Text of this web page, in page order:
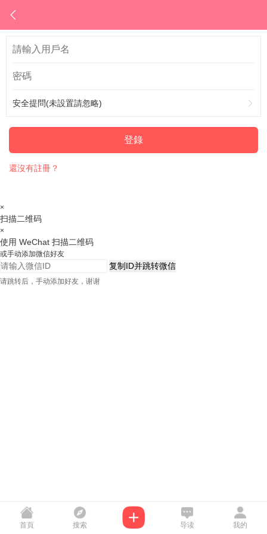
安全提問(未設置請忽略)
登錄
還沒有註冊？
×
扫描二维码
×
使用 WeChat 扫描二维码
或手动添加微信好友
复制ID并跳转微信
请跳转后，手动添加好友，谢谢
首頁 搜索 导读 我的